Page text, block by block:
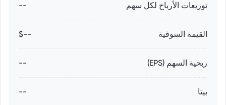
توزيعات الأرباح لكل سهم --
القيمة السوقية --$
ربحية السهم (EPS) --
بيتا --